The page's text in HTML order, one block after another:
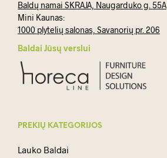
Baldų namai SKRAJA, Naugarduko g. 55A
Mini Kaunas:
1000 plytelių salonas, Savanorių pr. 206
Baldai Jūsų verslui
PREKIŲ KATEGORIJOS
Lauko Baldai